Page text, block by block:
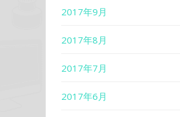
2017年9月
2017年8月
2017年7月
2017年6月